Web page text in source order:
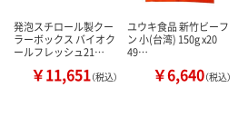
発泡スチロール製クー
ラーボックス バイオク
ールフレッシュ21…
￥11,651（税込）
ユウキ食品 新竹ビーフ
ン 小(台湾) 150g x20
49…
￥6,640（税込）